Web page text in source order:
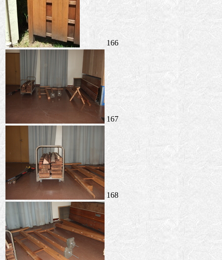
166
167
168